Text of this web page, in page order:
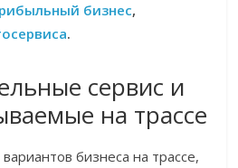
бизнес,
.
сервис и
на трассе
бизнеса на трассе,